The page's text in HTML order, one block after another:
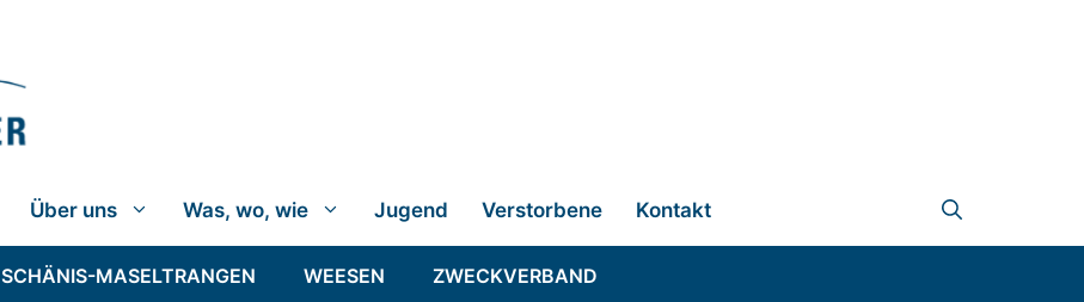
Über uns Was, wo, wie Jugend Verstorbene Kontakt
SCHÄNIS-MASELTRANGEN WEESEN ZWECKVERBAND